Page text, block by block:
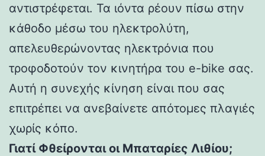
αντιστρέφεται. Τα ιόντα ρέουν πίσω στην
κάθοδο μέσω του ηλεκτρολύτη,
απελευθερώνοντας ηλεκτρόνια που
τροφοδοτούν τον κινητήρα του e-bike σας.
Αυτή η συνεχής κίνηση είναι που σας
επιτρέπει να ανεβαίνετε απότομες πλαγιές
χωρίς κόπο.
Γιατί Φθείρονται οι Μπαταρίες Λιθίου;